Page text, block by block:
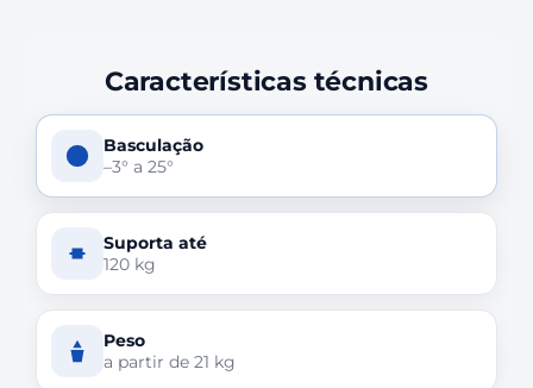
Características técnicas
Basculação
–3° a 25°
Suporta até
120 kg
Peso
a partir de 21 kg